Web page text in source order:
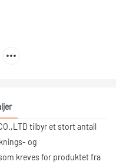
CO.,LTD tilbyr et stort antall
og
kreves for produktet fra